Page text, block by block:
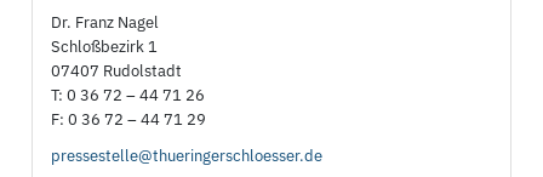
Dr. Franz Nagel
Schloßbezirk 1
07407 Rudolstadt
T: 0 36 72 – 44 71 26
F: 0 36 72 – 44 71 29
pressestelle@thueringerschloesser.de